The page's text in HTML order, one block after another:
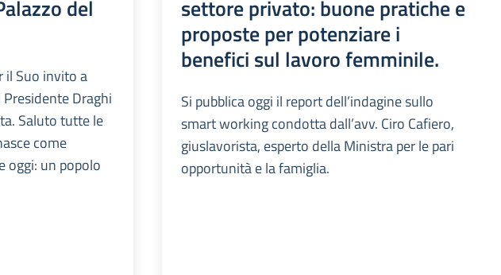
del
il Suo invito a
Draghi
Saluto tutte le
come
oggi: un popolo
settore privato: buone pratiche e
proposte per potenziare i
benefici sul lavoro femminile.
Si pubblica oggi il report dell’indagine sullo
smart working condotta dall’avv. Ciro Cafiero,
giuslavorista, esperto della Ministra per le pari
opportunità e la famiglia.